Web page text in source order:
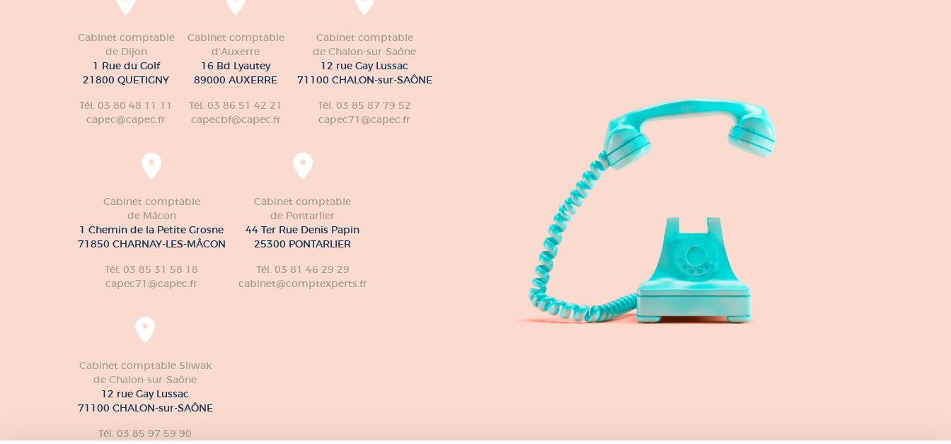
Cabinet comptable
de Dijon
1 Rue du Golf
21800 QUETIGNY
Tél. 03 80 48 11 11
capec@capec.fr
Cabinet comptable
d'Auxerre
16 Bd Lyautey
89000 AUXERRE
Tél. 03 86 51 42 21
capecbf@capec.fr
Cabinet comptable
de Chalon-sur-Saône
12 rue Gay Lussac
71100 CHALON-sur-SAÔNE
Tél. 03 85 87 79 52
capec71@capec.fr
Cabinet comptable
de Mâcon
1 Chemin de la Petite Grosne
71850 CHARNAY-LES-MÂCON
Tél. 03 85 31 58 18
capec71@capec.fr
Cabinet comptable
de Pontarlier
44 Ter Rue Denis Papin
25300 PONTARLIER
Tél. 03 81 46 29 29
cabinet@comptexperts.fr
Cabinet comptable Sliwak
de Chalon-sur-Saône
12 rue Gay Lussac
71100 CHALON-sur-SAÔNE
Tél. 03 85 97 59 90